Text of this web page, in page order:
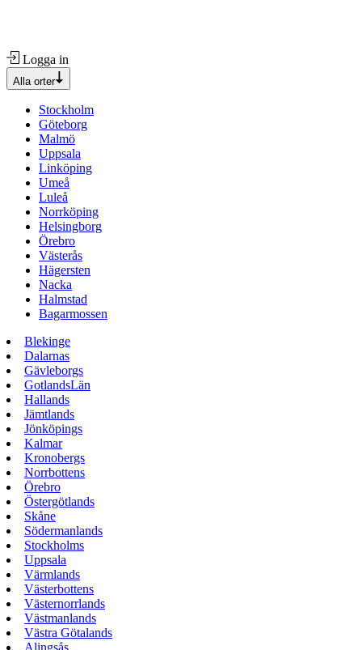
Logga in
Alla orter
Stockholm
Göteborg
Malmö
Uppsala
Linköping
Umeå
Luleå
Norrköping
Helsingborg
Örebro
Västerås
Hägersten
Nacka
Halmstad
Bagarmossen
Blekinge
Dalarnas
Gävleborgs
GotlandsLän
Hallands
Jämtlands
Jönköpings
Kalmar
Kronobergs
Norrbottens
Örebro
Östergötlands
Skåne
Södermanlands
Stockholms
Uppsala
Värmlands
Västerbottens
Västernorrlands
Västmanlands
Västra Götalands
Alingsås